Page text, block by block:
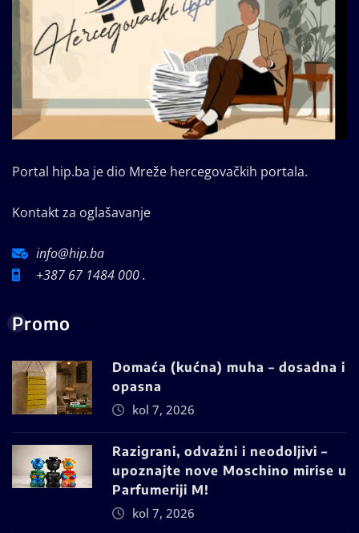
Portal hip.ba je dio Mreže hercegovačkih portala.
Kontakt za oglašavanje
info@hip.ba
+387 67 1484 000 .
Promo
Domaća (kućna) muha – dosadna i
opasna
kol 7, 2026
Razigrani, odvažni i neodoljivi –
upoznajte nove Moschino mirise u
Parfumeriji M!
kol 7, 2026